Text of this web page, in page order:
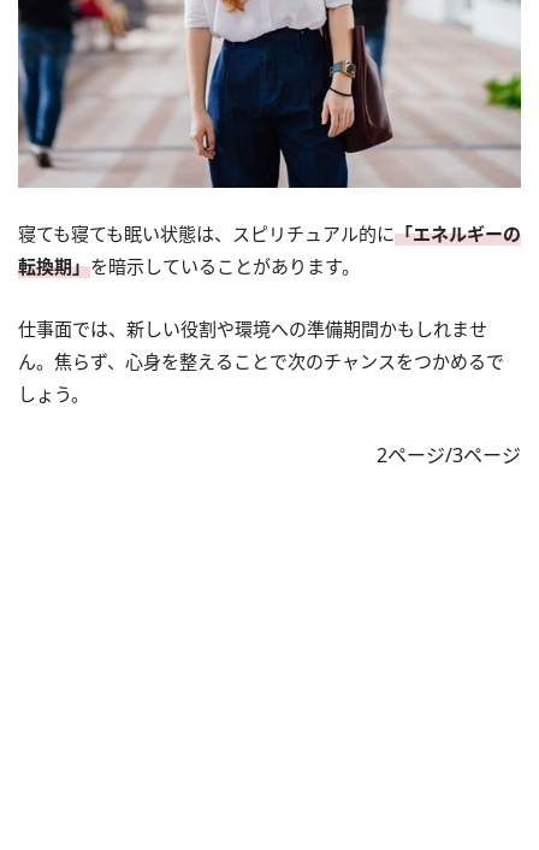
寝ても寝ても眠い状態は、スピリチュアル的に「エネルギーの
転換期」を暗示していることがあります。
仕事面では、新しい役割や環境への準備期間かもしれませ
ん。焦らず、心身を整えることで次のチャンスをつかめるで
しょう。
2ページ/3ページ